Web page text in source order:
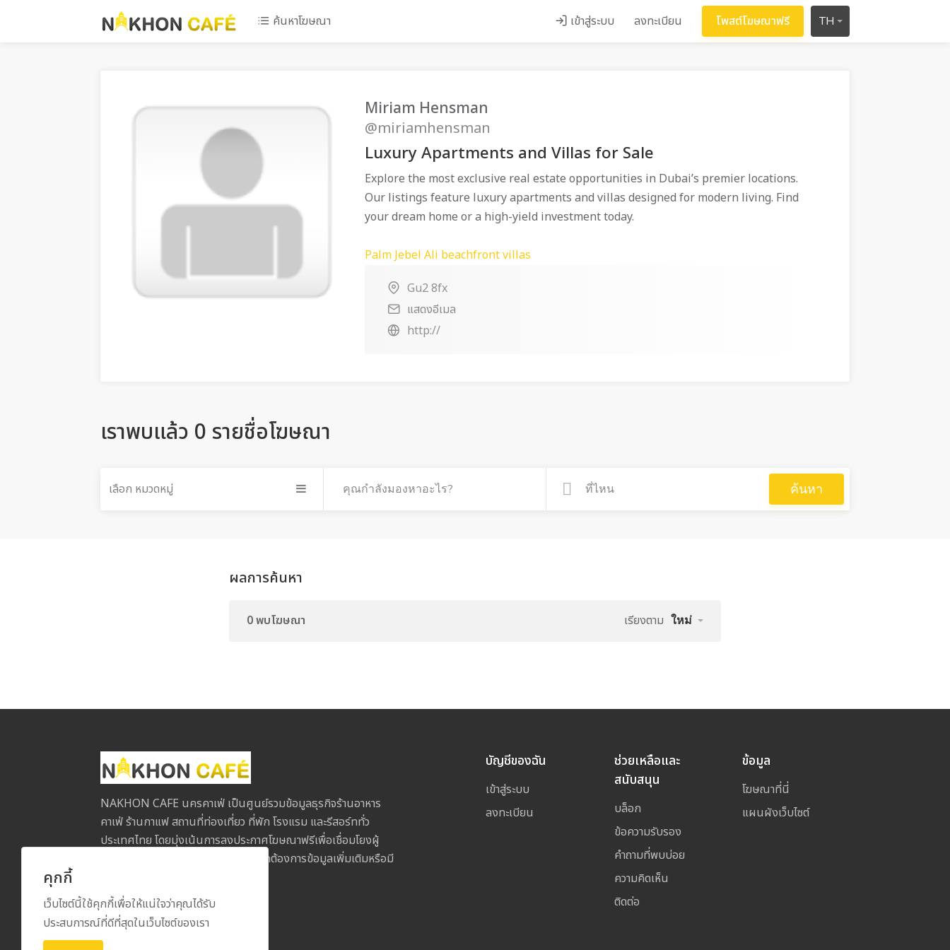
ค้นหาโฆษณา เข้าสู่ระบบ ลงทะเบียน โพสต์โฆษณาฟรี TH
Miriam Hensman
@miriamhensman
Luxury Apartments and Villas for Sale
Explore the most exclusive real estate opportunities in Dubai’s premier locations.
Our listings feature luxury apartments and villas designed for modern living. Find
your dream home or a high-yield investment today.
Palm Jebel Ali beachfront villas
Gu2 8fx
แสดงอีเมล
http://
เราพบแล้ว 0 รายชื่อโฆษณา
เลือก หมวดหมู่ ค้นหา
ผลการค้นหา
0 พบโฆษณา เรียงตาม ใหม่
NAKHON CAFE นครคาเฟ่ เป็นศูนย์รวมข้อมูลธุรกิจร้านอาหาร
คาเฟ่ ร้านกาแฟ สถานที่ท่องเที่ยว ที่พัก โรงแรม และรีสอร์ททั่ว
ประเทศไทย โดยมุ่งเน้นการลงประกาศโฆษณาฟรีเพื่อเชื่อมโยงผู้
ประกอบการกับลูกค้าในทุกภูมิภาค หากต้องการข้อมูลเพิ่มเติมหรือมี
บัญชีของฉัน
เข้าสู่ระบบ
ลงทะเบียน
ช่วยเหลือและ
สนับสนุน
บล็อก
ข้อความรับรอง
คำถามที่พบบ่อย
ความคิดเห็น
ติดต่อ
ข้อมูล
โฆษณาที่นี่
แผนผังเว็บไซต์
คุกกี้
เว็บไซต์นี้ใช้คุกกี้เพื่อให้แน่ใจว่าคุณได้รับ
ประสบการณ์ที่ดีที่สุดในเว็บไซต์ของเรา